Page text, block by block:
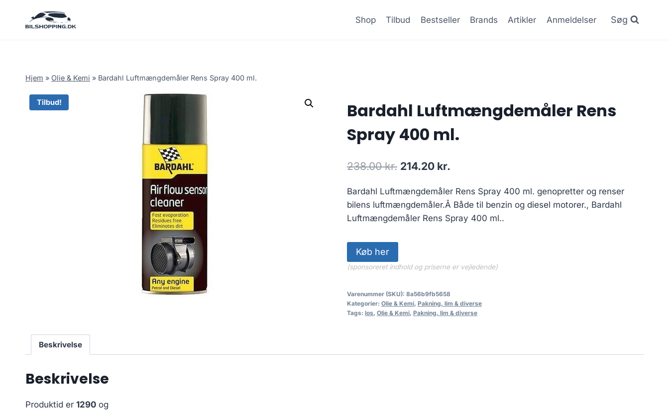
Shop Tilbud Bestseller Brands Artikler Anmeldelser Søg
Hjem » Olie & Kemi » Bardahl Luftmængdemåler Rens Spray 400 ml.
Tilbud!
Bardahl Luftmængdemåler Rens
Spray 400 ml.
238.00kr. Den
pris
var:
214.20 kr.
pris
er:
Bardahl Luftmængdemåler Rens Spray 400 ml. genopretter og renser
bilens luftmængdemåler.Â Både til benzin og diesel motorer., Bardahl
Luftmængdemåler Rens Spray 400 ml..
Køb her
(sponsoreret indhold og priserne er vejledende)
Varenummer (SKU): 8a56b9fb5658
Kategorier: Olie & Kemi, Pakning, lim & diverse
Tags: los, Olie & Kemi, Pakning, lim & diverse
Beskrivelse
Beskrivelse
Produktid er 1290 og